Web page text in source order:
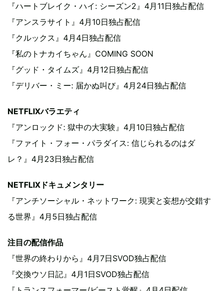
『ハートブレイク・ハイ: シーズン2』4月11日独占配信
『アンスラサイト』4月10日独占配信
『クルックス』4月4日独占配信
『私のトナカイちゃん』COMING SOON
『グッド・タイムズ』4月12日独占配信
『デリバー・ミー: 届かぬ叫び』4月24日独占配信
NETFLIXバラエティ
『アンロックド: 獄中の大実験』4月10日独占配信
『ファイト・フォー・パラダイス: 信じられるのはダ
レ？』4月23日独占配信
NETFLIXドキュメンタリー
『アンチソーシャル・ネットワーク: 現実と妄想が交錯す
る世界』4月5日独占配信
注目の配信作品
『世界の終わりから』4月7日SVOD独占配信
『交換ウソ日記』4月1日SVOD独占配信